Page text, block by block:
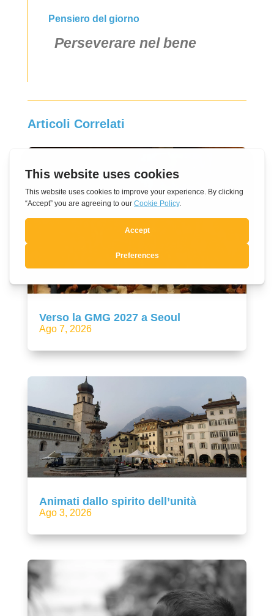
Pensiero del giorno
Perseverare nel bene
Articoli Correlati
Verso la GMG 2027 a Seoul
Ago 7, 2026
Animati dallo spirito dell’unità
Ago 3, 2026